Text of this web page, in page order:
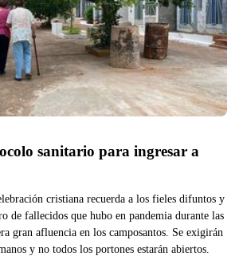
sanitario para ingresar a
cristiana recuerda a los fieles difuntos y
de fallecidos que hubo en pandemia durante las
gran afluencia en los camposantos. Se exigirán
y no todos los portones estarán abiertos.